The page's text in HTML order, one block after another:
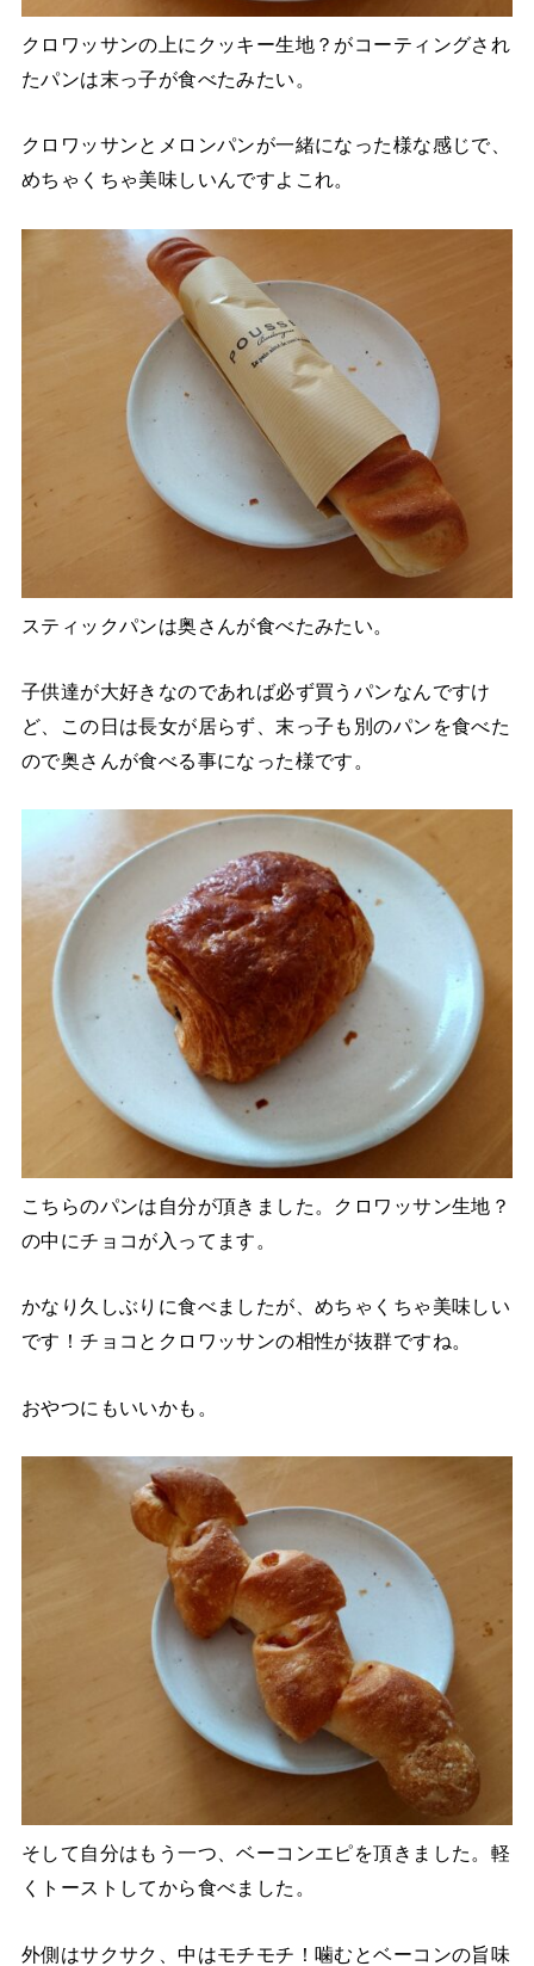
クロワッサンの上にクッキー生地？がコーティングされ
たパンは末っ子が食べたみたい。
クロワッサンとメロンパンが一緒になった様な感じで、
めちゃくちゃ美味しいんですよこれ。
スティックパンは奥さんが食べたみたい。
子供達が大好きなのであれば必ず買うパンなんですけ
ど、この日は長女が居らず、末っ子も別のパンを食べた
ので奥さんが食べる事になった様です。
こちらのパンは自分が頂きました。クロワッサン生地？
の中にチョコが入ってます。
かなり久しぶりに食べましたが、めちゃくちゃ美味しい
です！チョコとクロワッサンの相性が抜群ですね。
おやつにもいいかも。
そして自分はもう一つ、ベーコンエピを頂きました。軽
くトーストしてから食べました。
外側はサクサク、中はモチモチ！噛むとベーコンの旨味